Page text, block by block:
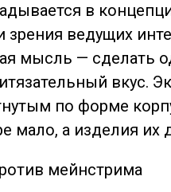
в
ведущих
мысль — сделать
вкус.
по форме
мало, а изделия их